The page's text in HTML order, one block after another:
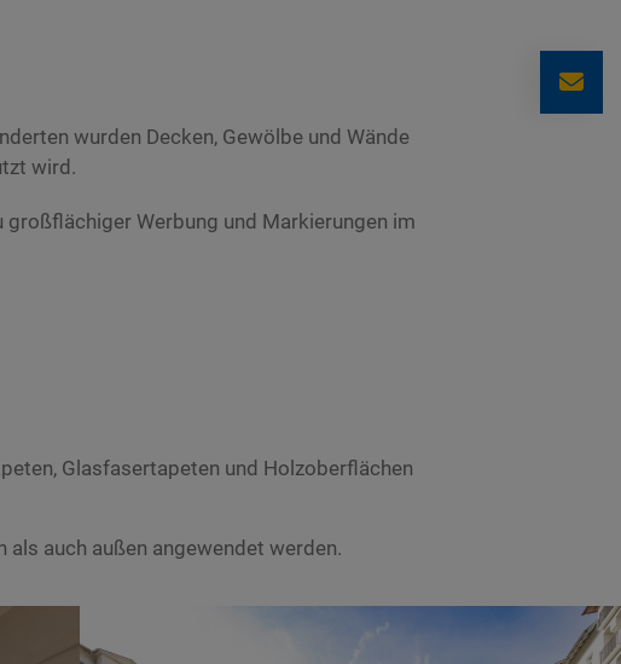
wurden Decken, Gewölbe und Wände
wird.
Werbung und Markierungen im
Glasfasertapeten und Holzoberflächen
auch außen angewendet werden.